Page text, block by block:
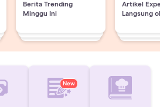
Berita Trending
Minggu Ini
Artikel
Langsung
New